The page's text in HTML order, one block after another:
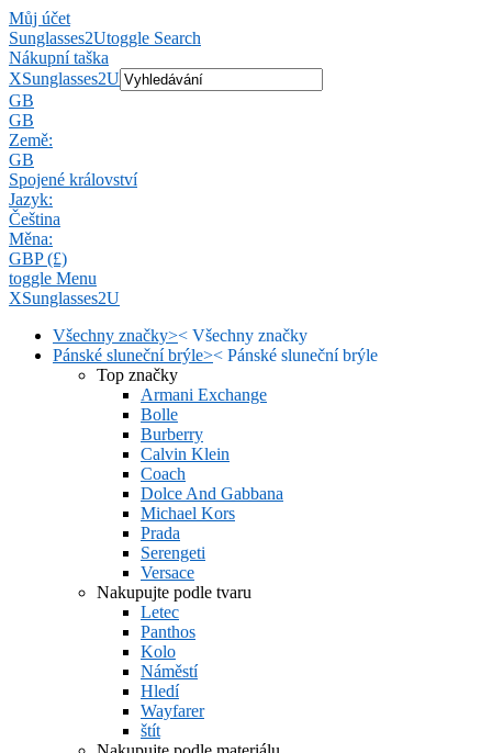
Můj účet
Sunglasses2Utoggle Search
Nákupní taška
XSunglasses2U
GB
GB
Země:
GB
Spojené království
Jazyk:
Čeština
Měna:
GBP (£)
toggle Menu
XSunglasses2U
Všechny značky>< Všechny značky
Pánské sluneční brýle>< Pánské sluneční brýle
Top značky
Armani Exchange
Bolle
Burberry
Calvin Klein
Coach
Dolce And Gabbana
Michael Kors
Prada
Serengeti
Versace
Nakupujte podle tvaru
Letec
Panthos
Kolo
Náměstí
Hledí
Wayfarer
štít